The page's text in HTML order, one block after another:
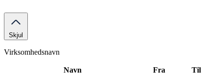
Skjul
Virksomhedsnavn
Navn Fra
Til